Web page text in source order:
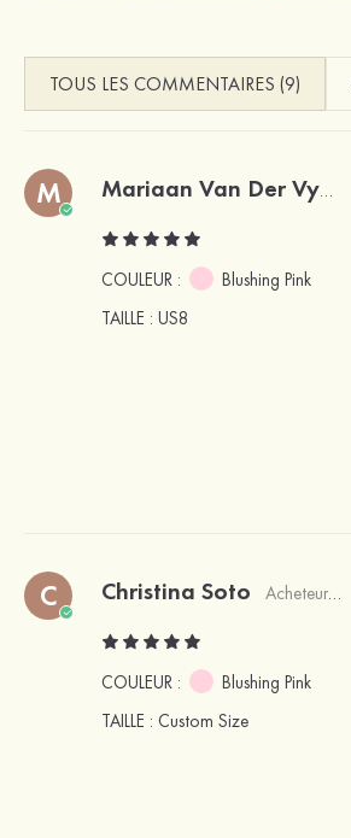
TOUS LES COMMENTAIRES (9)
M Mariaan Van Der Vyver
COULEUR :
Blushing Pink
TAILLE : US8
C Christina Soto Acheteur vérifié
COULEUR :
Blushing Pink
TAILLE : Custom Size